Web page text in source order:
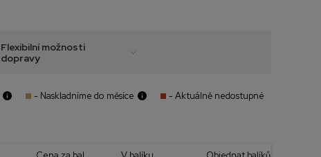
Flexibilní možnosti
dopravy
- Naskladníme do měsíce - Aktuálně nedostupné